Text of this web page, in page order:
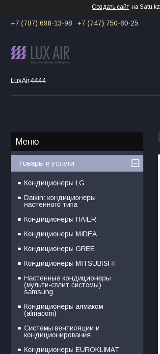
Создать сайт на Satu.kz
+7 (707) 698-13-98 +7 (747) 750-80-25
LuxAir4444
Товары и услуги
Кондиционеры LG
Daikin: кондиционеры
настенного типа
Кондиционеры HAIER
Кондиционеры MIDEA
Кондиционеры GREE
Кондиционеры MITSUBISHI
Настенные кондиционеры
(мульти-сплит системы)
samsung
Кондиционеры алмаком
(almacom)
Системы вентиляции и
кондиционирования
Кондиционеры EUROKLIMAT